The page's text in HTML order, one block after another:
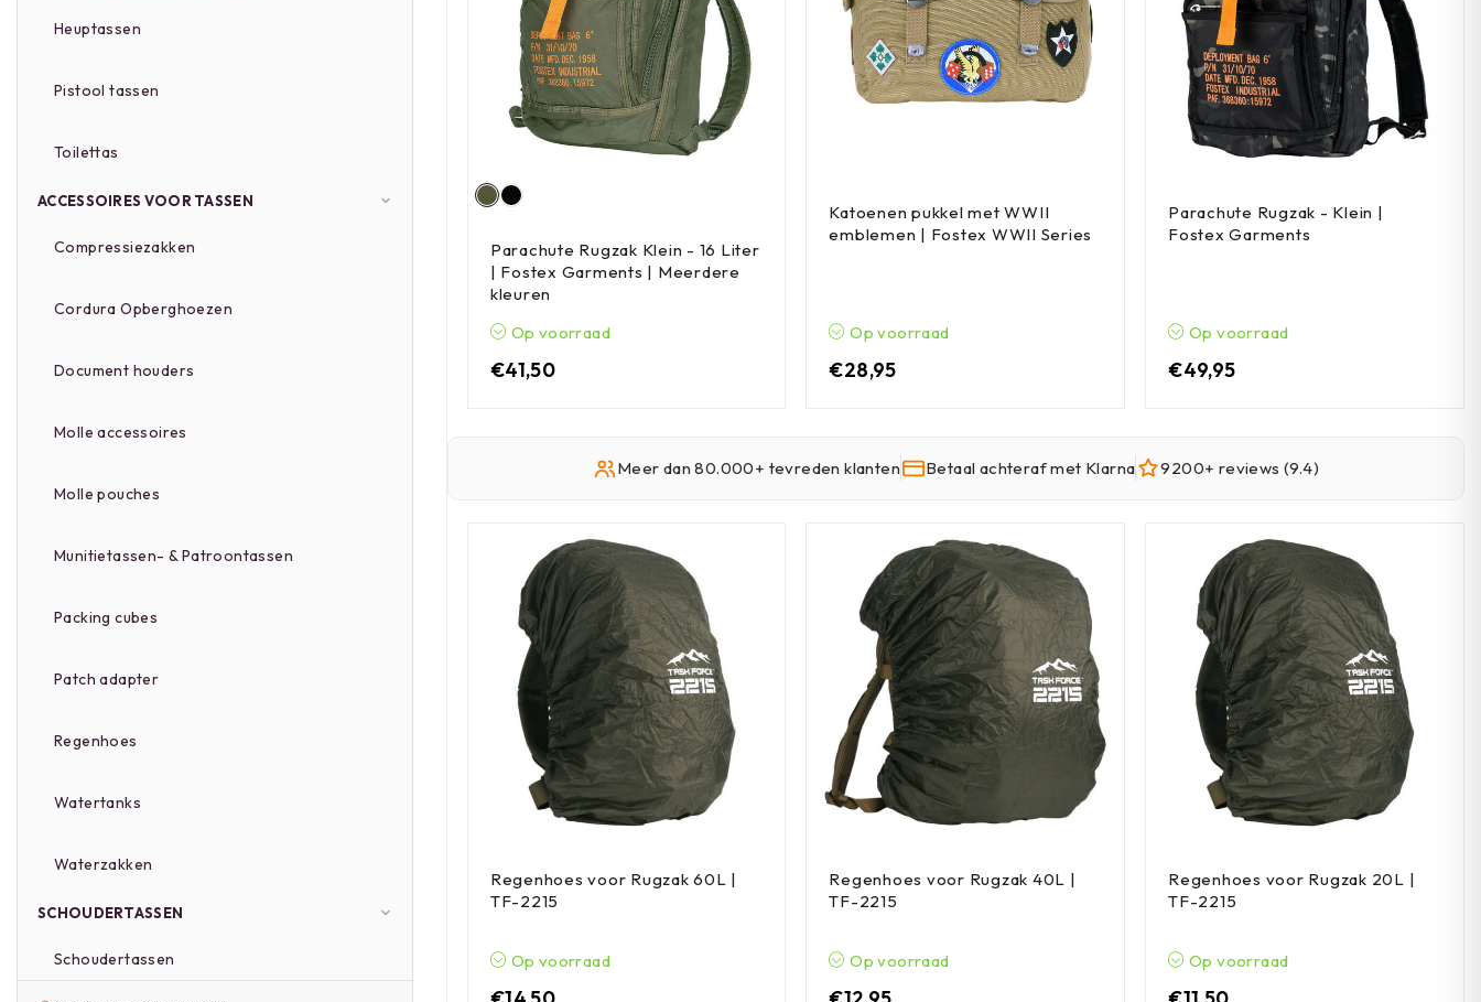
Heuptassen
Pistool tassen
Toilettas
ACCESSOIRES VOOR TASSEN
Compressiezakken
Cordura Opberghoezen
Document houders
Molle accessoires
Molle pouches
Munitietassen- & Patroontassen
Packing cubes
Patch adapter
Regenhoes
Watertanks
Waterzakken
SCHOUDERTASSEN
Schoudertassen
Parachute Rugzak Klein - 16 Liter
| Fostex Garments | Meerdere
kleuren
Op voorraad
€41,50
Katoenen pukkel met WWII
emblemen | Fostex WWII Series
Op voorraad
€28,95
Parachute Rugzak - Klein |
Fostex Garments
Op voorraad
€49,95
Meer dan 80.000+ tevreden klanten Betaal achteraf met Klarna 9200+ reviews (9.4)
Regenhoes voor Rugzak 60L |
TF-2215
Op voorraad
Regenhoes voor Rugzak 40L |
TF-2215
Op voorraad
Regenhoes voor Rugzak 20L |
TF-2215
Op voorraad